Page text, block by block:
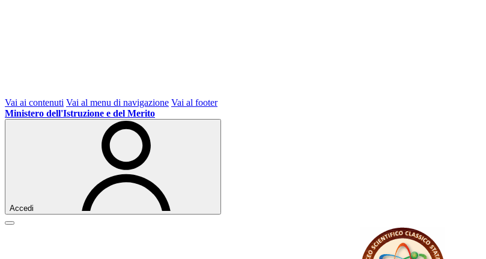
Vai ai contenuti Vai al menu di navigazione Vai al footer
Ministero dell'Istruzione e del Merito
Accedi